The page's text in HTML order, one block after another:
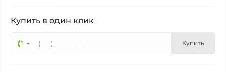
Купить в один клик
Купить